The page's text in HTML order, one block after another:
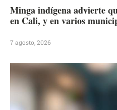
Minga indígena advierte
en Cali, y en varios
7 agosto, 2026